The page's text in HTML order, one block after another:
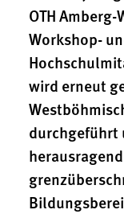
OTH
Workshop-
wird erneut
durchgeführt
Dieser Cookie
Cookie
Performance
Name:
staticfilecache
Zweck: